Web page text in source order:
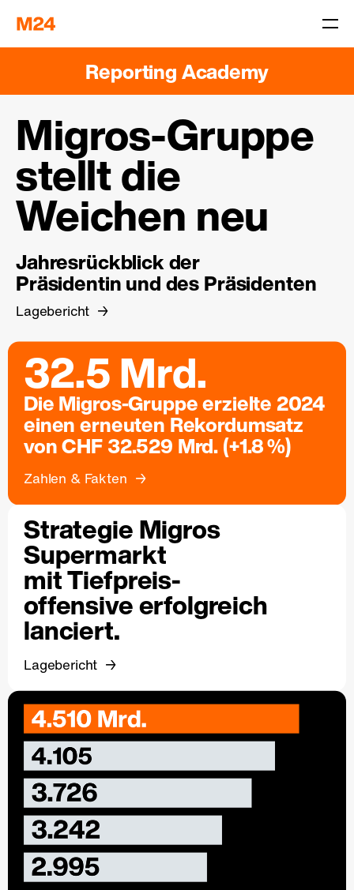
Reporting Academy
Migros-Gruppe
stellt die
Weichen neu
Jahresrückblick der
Präsidentin und des Präsidenten
Lagebericht
32.5 Mrd.
Die Migros-Gruppe erzielte 2024
einen erneuten Rekordumsatz
von CHF 32.529 Mrd. (+1.8 %)
Zahlen & Fakten
Strategie Migros
Supermarkt
mit Tiefpreis-
offensive erfolgreich
lanciert.
Lagebericht